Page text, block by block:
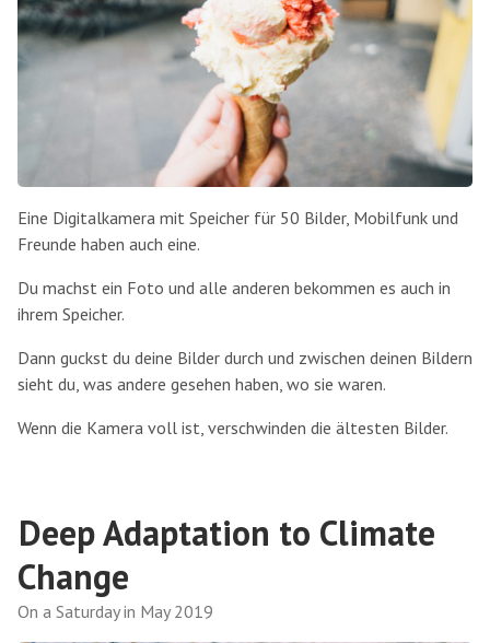
Eine Digitalkamera mit Speicher für 50 Bilder, Mobilfunk und
Freunde haben auch eine.
Du machst ein Foto und alle anderen bekommen es auch in
ihrem Speicher.
Dann guckst du deine Bilder durch und zwischen deinen Bildern
sieht du, was andere gesehen haben, wo sie waren.
Wenn die Kamera voll ist, verschwinden die ältesten Bilder.
Deep Adaptation to Climate
Change
On a Saturday in May 2019